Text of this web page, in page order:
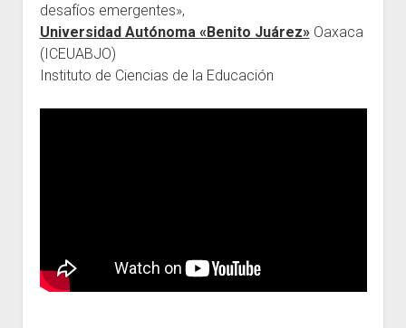
desafíos emergentes»,
Universidad Autónoma «Benito Juárez»Oaxaca
(ICEUABJO)
Instituto de Ciencias de la Educación